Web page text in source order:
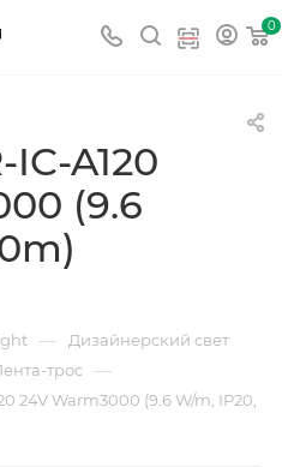
0
IC-A120
(9.6
— Дизайнерский свет
трос —
24V Warm3000 (9.6 W/m, IP20,